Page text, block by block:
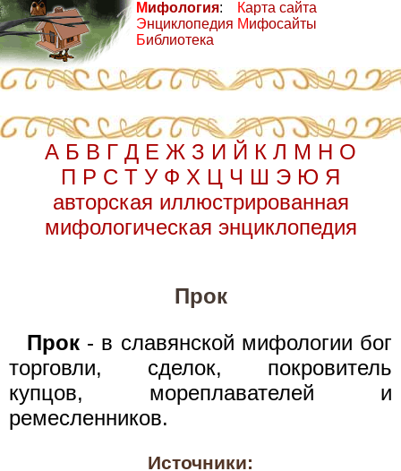
Мифология:
Энциклопедия
Библиотека
Карта сайта
Мифосайты
А Б В Г Д Е Ж З И Й К Л М Н О
П Р С Т У Ф Х Ц Ч Ш Э Ю Я
авторская иллюстрированная
мифологическая энциклопедия
Прок
Прок - в славянской мифологии бог
торговли, сделок, покровитель
купцов, мореплавателей и
ремесленников.
Источники: